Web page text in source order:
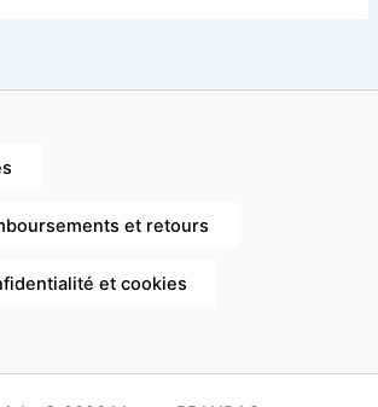
et retours
et cookies